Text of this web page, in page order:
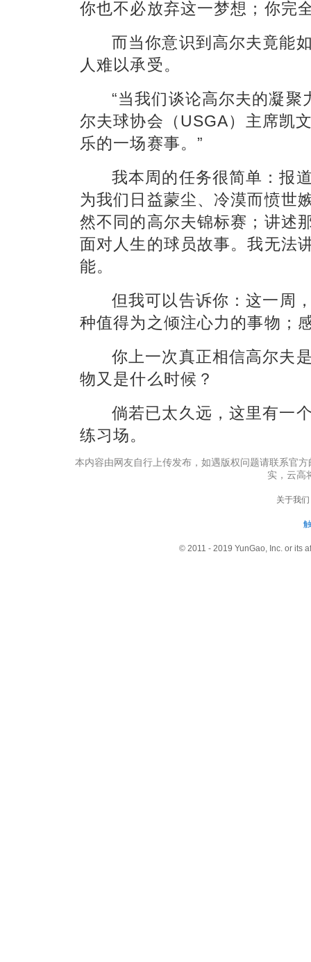
你也不必放弃这一梦想；你完
而当你意识到高尔夫竟
人难以承受。
“当我们谈论高尔夫的凝聚
尔夫球协会（USGA）主席凯
乐的一场赛事。”
我本周的任务很简单：报
为我们日益蒙尘、冷漠而愤世
然不同的高尔夫锦标赛；讲述
面对人生的球员故事。我无
能。
但我可以告诉你：这一周
种值得为之倾注心力的事物；
你上一次真正相信高尔夫
物又是什么时候？
倘若已太久远，这里有一
练习场。
本内容由网友自行上传发布，如遇版权问题请联系官
实，云高
关于我们
© 2011 - 2019 YunGao, Inc. or its